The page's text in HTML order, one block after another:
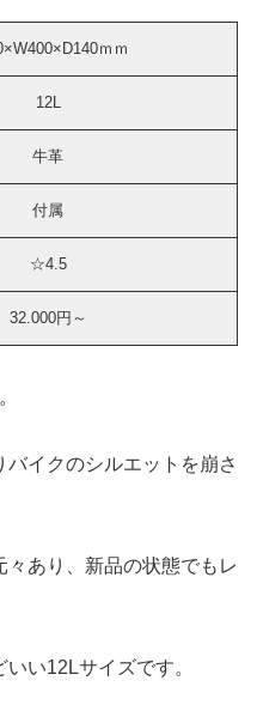
ｍｍ
12L
牛革
付属
☆4.5
32.000円～
イクのシルエットを崩さ
あり、新品の状態でもレ
い12Lサイズです。